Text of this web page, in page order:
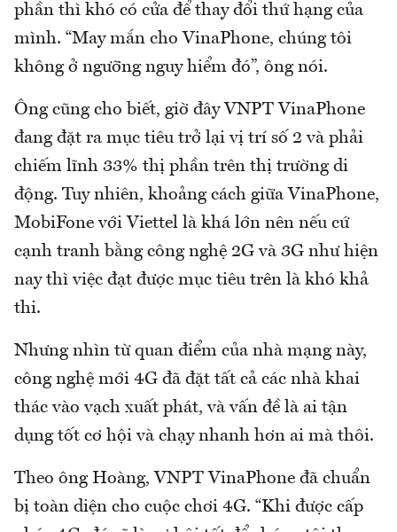
phần thì khó có cửa để thay đổi thứ hạng của
mình. “May mắn cho VinaPhone, chúng tôi
không ở ngưỡng nguy hiểm đó”, ông nói.
Ông cũng cho biết, giờ đây VNPT VinaPhone
đang đặt ra mục tiêu trở lại vị trí số 2 và phải
chiếm lĩnh 33% thị phần trên thị trường di
động. Tuy nhiên, khoảng cách giữa VinaPhone,
MobiFone với Viettel là khá lớn nên nếu cứ
cạnh tranh bằng công nghệ 2G và 3G như hiện
nay thì việc đạt được mục tiêu trên là khó khả
thi.
Nhưng nhìn từ quan điểm của nhà mạng này,
công nghệ mới 4G đã đặt tất cả các nhà khai
thác vào vạch xuất phát, và vấn đề là ai tận
dụng tốt cơ hội và chạy nhanh hơn ai mà thôi.
Theo ông Hoàng, VNPT VinaPhone đã chuẩn
bị toàn diện cho cuộc chơi 4G. “Khi được cấp